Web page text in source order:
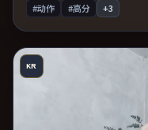
#动作 #高分 +3
KR